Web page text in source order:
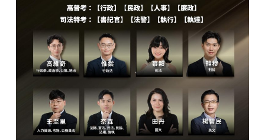
3、內政部之行為不受相對人意思之拘束依職權自作決
定，具國家高權性與官方性，且直接對外針對特定人就具
體事件之權利與義務發生規制作用。
（二）甲應提起撤銷訴願訴訟
依訴願法第1條第1項與行政訴訟法第4條第1項，甲反對
提供土地作為堤防興建工程之用，代表甲對於徵收主管機
關（內政部）所作之徵收處分不服，侵害其土地所有權，